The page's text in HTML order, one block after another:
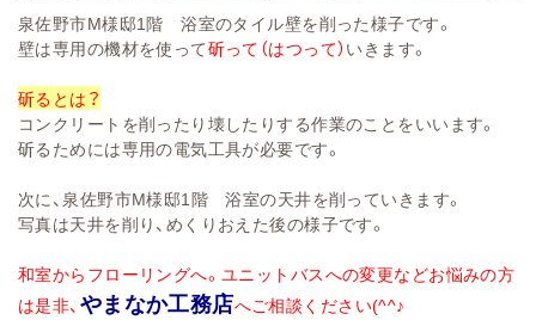
泉佐野市M様邸1階 浴室のタイル壁を削った様子です。
壁は専用の機材を使って斫って（はつって） いきます。
斫るとは？
コンクリートを削ったり壊したりする作業のことをいいます。
斫るためには専用の電気工具が必要です。
次に、泉佐野市M様邸1階 浴室の天井を削っていきます。
写真は天井を削り、めくりおえた後の様子です。
和室からフローリングへ。ユニットバスへの変更などお悩みの方
は是非、 やまなか工務店へご相談ください(^^♪